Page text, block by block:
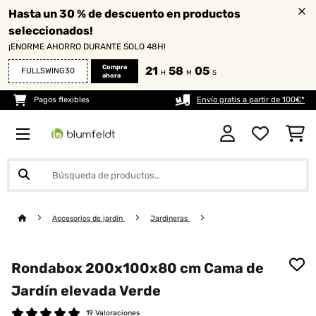
Hasta un 30 % de descuento en productos
seleccionados!
¡ENORME AHORRO DURANTE SOLO 48H!
FULLSWING30
Compra
ahora
21 H 58 M 04 S
Pagos flexibles Envío gratis a partir de 100€*
Accesorios de jardín Jardineras
Rondabox 200x100x80 cm Cama de
Jardín elevada Verde
19 Valoraciones